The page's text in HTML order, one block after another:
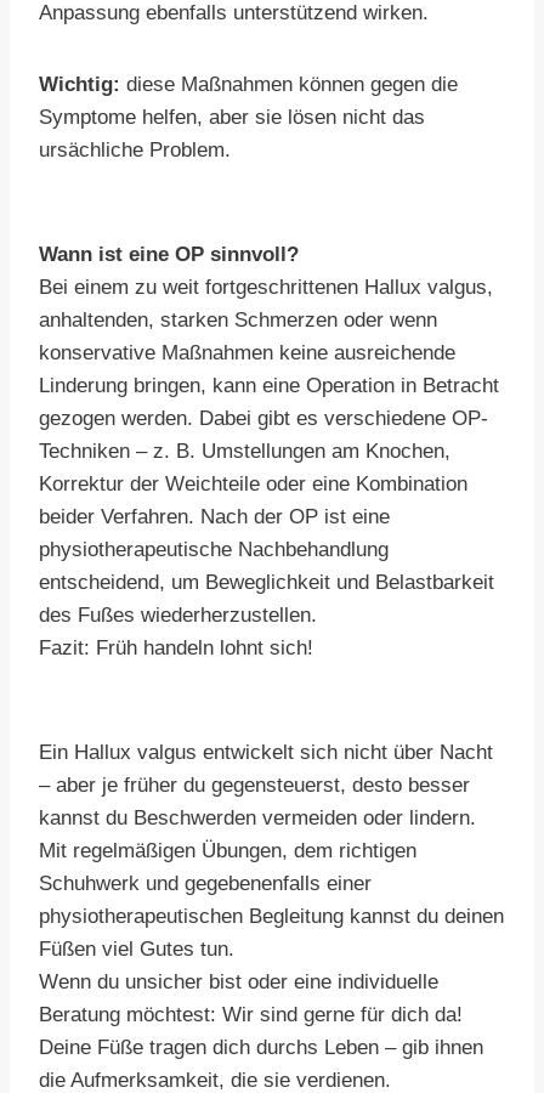
Anpassung ebenfalls unterstützend wirken.
Wichtig: diese Maßnahmen können gegen die
Symptome helfen, aber sie lösen nicht das
ursächliche Problem.
Wann ist eine OP sinnvoll?
Bei einem zu weit fortgeschrittenen Hallux valgus,
anhaltenden, starken Schmerzen oder wenn
konservative Maßnahmen keine ausreichende
Linderung bringen, kann eine Operation in Betracht
gezogen werden. Dabei gibt es verschiedene OP-
Techniken – z. B. Umstellungen am Knochen,
Korrektur der Weichteile oder eine Kombination
beider Verfahren. Nach der OP ist eine
physiotherapeutische Nachbehandlung
entscheidend, um Beweglichkeit und Belastbarkeit
des Fußes wiederherzustellen.
Fazit: Früh handeln lohnt sich!
Ein Hallux valgus entwickelt sich nicht über Nacht
– aber je früher du gegensteuerst, desto besser
kannst du Beschwerden vermeiden oder lindern.
Mit regelmäßigen Übungen, dem richtigen
Schuhwerk und gegebenenfalls einer
physiotherapeutischen Begleitung kannst du deinen
Füßen viel Gutes tun.
Wenn du unsicher bist oder eine individuelle
Beratung möchtest: Wir sind gerne für dich da!
Deine Füße tragen dich durchs Leben – gib ihnen
die Aufmerksamkeit, die sie verdienen.